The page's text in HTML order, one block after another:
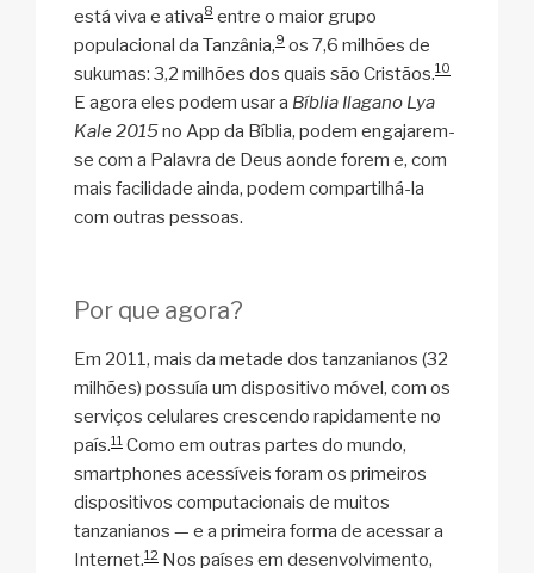
está viva e ativa8 entre o maior grupo
populacional da Tanzânia,9 os 7,6 milhões de
sukumas: 3,2 milhões dos quais são Cristãos.10
E agora eles podem usar a Bíblia Ilagano Lya
Kale 2015no App da Bíblia, podem engajarem-
se com a Palavra de Deus aonde forem e, com
mais facilidade ainda, podem compartilhá-la
com outras pessoas.
Por que agora?
Em 2011, mais da metade dos tanzanianos (32
milhões) possuía um dispositivo móvel, com os
serviços celulares crescendo rapidamente no
país.11 Como em outras partes do mundo,
smartphones acessíveis foram os primeiros
dispositivos computacionais de muitos
tanzanianos — e a primeira forma de acessar a
Internet.12 Nos países em desenvolvimento,